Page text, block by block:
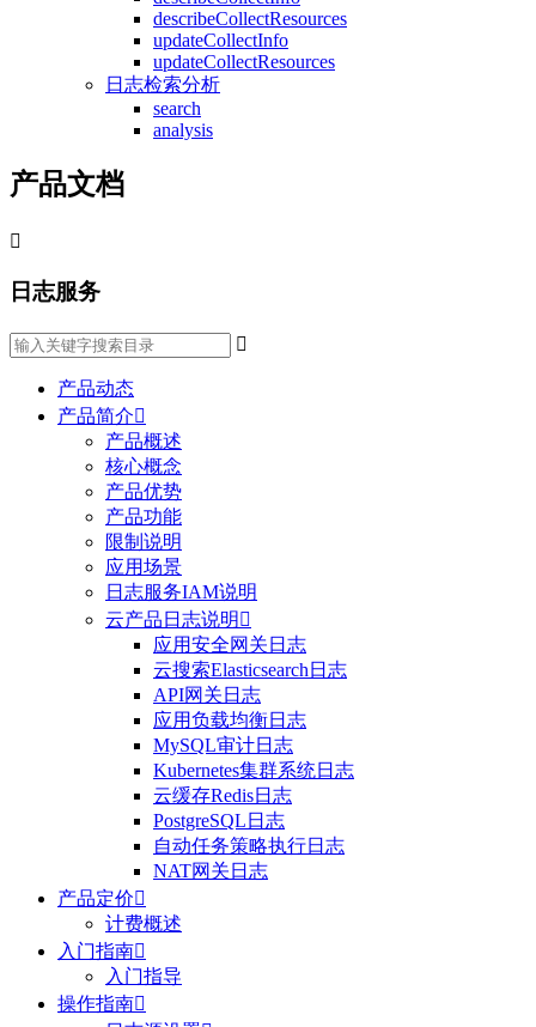
describeCollectResources
updateCollectInfo
updateCollectResources
日志检索分析
search
analysis
产品文档

日志服务

产品动态
产品简介
产品概述
核心概念
产品优势
产品功能
限制说明
应用场景
日志服务IAM说明
云产品日志说明 
应用安全网关日志
云搜索Elasticsearch日志
API网关日志
应用负载均衡日志
MySQL审计日志
Kubernetes集群系统日志
云缓存Redis日志
PostgreSQL日志
自动任务策略执行日志
NAT网关日志
产品定价
计费概述
入门指南
入门指导
操作指南